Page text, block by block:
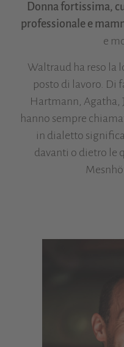
Donna fortissima,
professionale e
e
Waltraud ha reso la
posto di lavoro. Di
Hartmann, Agatha,
hanno sempre
in dialetto significa
davanti o dietro le